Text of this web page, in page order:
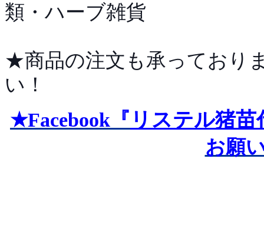
類・ハーブ雑貨
★商品の注文も承っており
い！
★Facebook『 リステル猪
お願